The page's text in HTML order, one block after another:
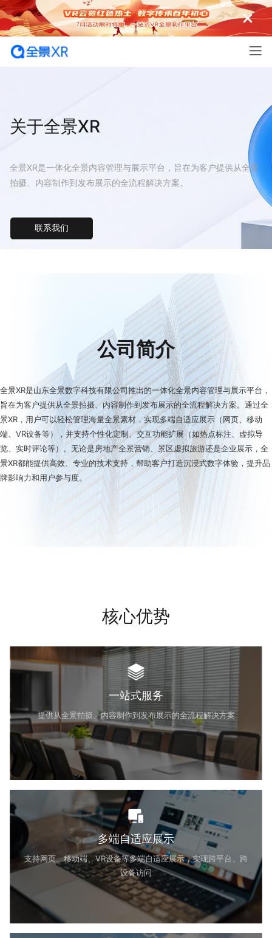
关于全景XR
全景XR是一体化全景内容管理与展示平台，旨在为客户提供从全景
拍摄、内容制作到发布展示的全流程解决方案。
联系我们
公司简介
全景XR是山东全景数字科技有限公司推出的一体化全景内容管理与展示平台，
旨在为客户提供从全景拍摄、内容制作到发布展示的全流程解决方案。通过全
景XR，用户可以轻松管理海量全景素材，实现多端自适应展示（网页、移动
端、VR设备等），并支持个性化定制、交互功能扩展（如热点标注、虚拟导
览、实时评论等）。无论是房地产全景营销、景区虚拟旅游还是企业展示，全
景XR都能提供高效、专业的技术支持，帮助客户打造沉浸式数字体验，提升品
牌影响力和用户参与度。
核心优势
一站式服务
提供从全景拍摄、内容制作到发布展示的全流程解决方案
多端自适应展示
支持网页、移动端、VR设备等多端自适应展示，实现跨平台、跨
设备访问